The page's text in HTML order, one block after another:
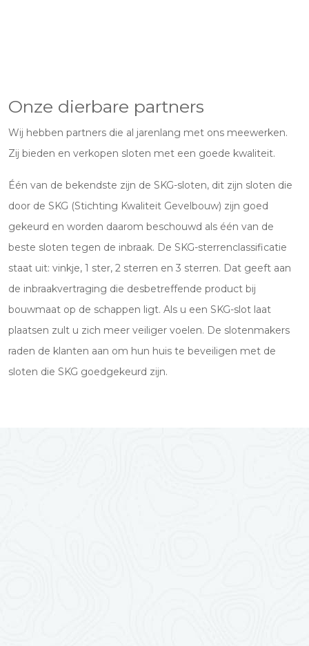
Onze dierbare partners
Wij hebben partners die al jarenlang met ons meewerken.
Zij bieden en verkopen sloten met een goede kwaliteit.
Één van de bekendste zijn de SKG-sloten, dit zijn sloten die
door de SKG (Stichting Kwaliteit Gevelbouw) zijn goed
gekeurd en worden daarom beschouwd als één van de
beste sloten tegen de inbraak. De SKG-sterrenclassificatie
staat uit: vinkje, 1 ster, 2 sterren en 3 sterren. Dat geeft aan
de inbraakvertraging die desbetreffende product bij
bouwmaat op de schappen ligt. Als u een SKG-slot laat
plaatsen zult u zich meer veiliger voelen. De slotenmakers
raden de klanten aan om hun huis te beveiligen met de
sloten die SKG goedgekeurd zijn.